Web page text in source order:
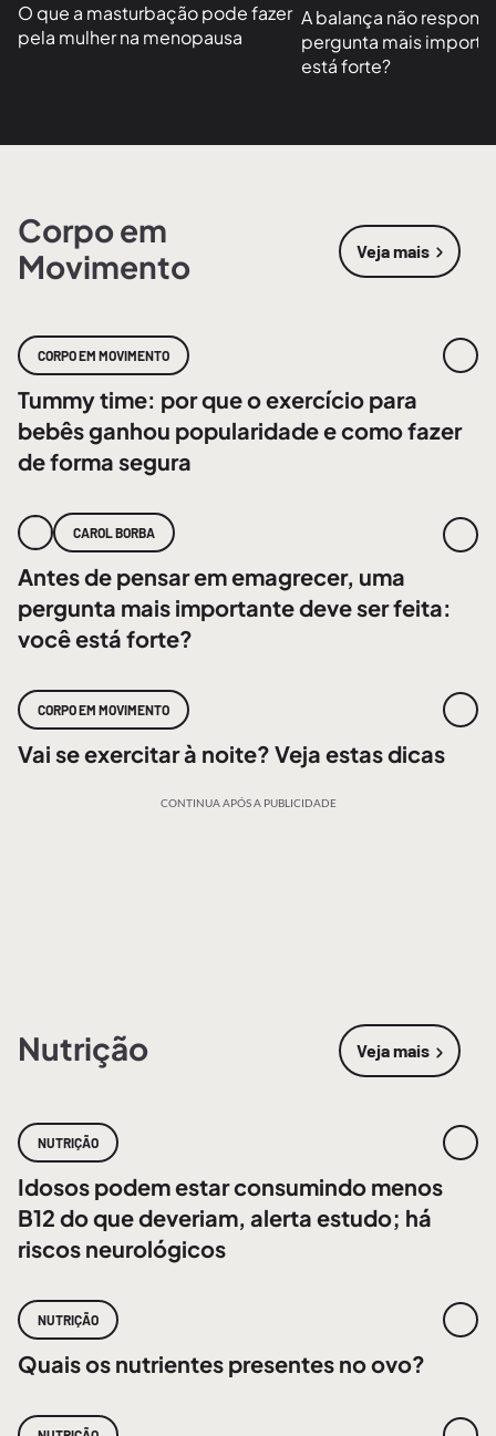
O que a masturbação pode fazer
pela mulher na menopausa
A balança não
pergunta mais
está forte?
Corpo em
Movimento
Veja mais
sobre
CORPO EM MOVIMENTO
Tummy time: por que o exercício para
bebês ganhou popularidade e como fazer
de forma segura
CAROL BORBA
Antes de pensar em emagrecer, uma
pergunta mais importante deve ser feita:
você está forte?
CORPO EM MOVIMENTO
Vai se exercitar à noite? Veja estas dicas
CONTINUA APÓS A PUBLICIDADE
Nutrição Veja mais
sobre
NUTRIÇÃO
Idosos podem estar consumindo menos
B12 do que deveriam, alerta estudo; há
riscos neurológicos
NUTRIÇÃO
Quais os nutrientes presentes no ovo?